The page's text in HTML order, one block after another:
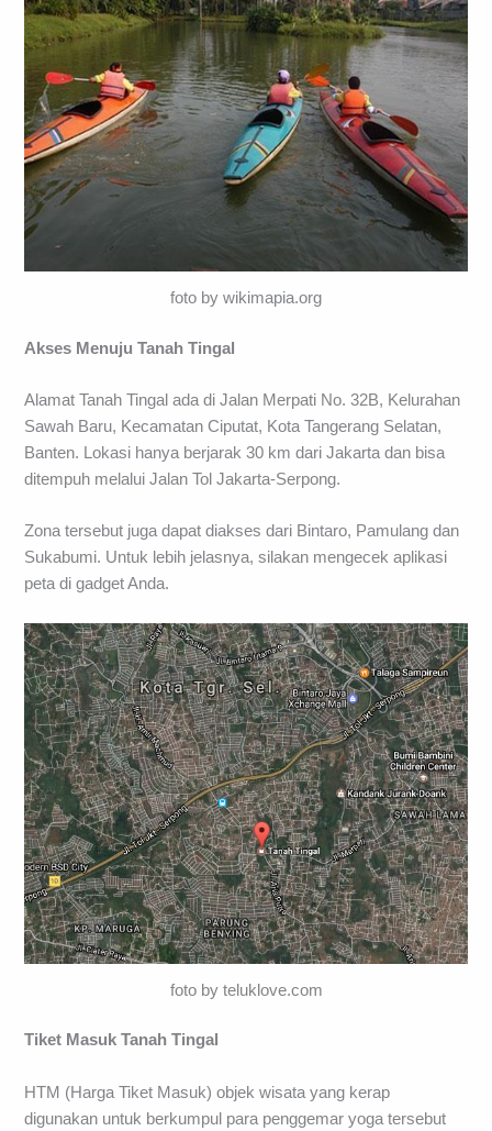
foto by wikimapia.org
Akses Menuju Tanah Tingal
Alamat Tanah Tingal ada di Jalan Merpati No. 32B, Kelurahan
Sawah Baru, Kecamatan Ciputat, Kota Tangerang Selatan,
Banten. Lokasi hanya berjarak 30 km dari Jakarta dan bisa
ditempuh melalui Jalan Tol Jakarta-Serpong.
Zona tersebut juga dapat diakses dari Bintaro, Pamulang dan
Sukabumi. Untuk lebih jelasnya, silakan mengecek aplikasi
peta di gadget Anda.
foto by teluklove.com
Tiket Masuk Tanah Tingal
HTM (Harga Tiket Masuk) objek wisata yang kerap
digunakan untuk berkumpul para penggemar yoga tersebut